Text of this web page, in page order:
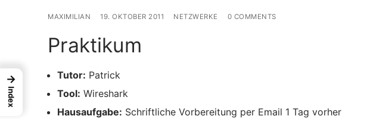
MAXIMILIAN 19. OKTOBER 2011 NETZWERKE 0 COMMENTS
Praktikum
Tutor: Patrick
Tool: Wireshark
Hausaufgabe: Schriftliche Vorbereitung per Email 1 Tag vorher
→
Index